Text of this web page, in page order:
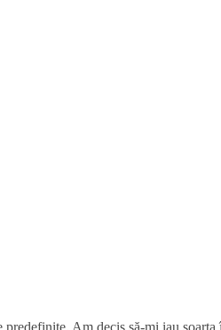
Am decis să-mi iau